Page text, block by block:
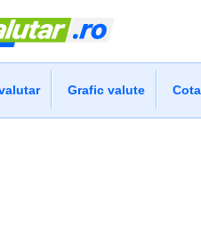
Grafic valute